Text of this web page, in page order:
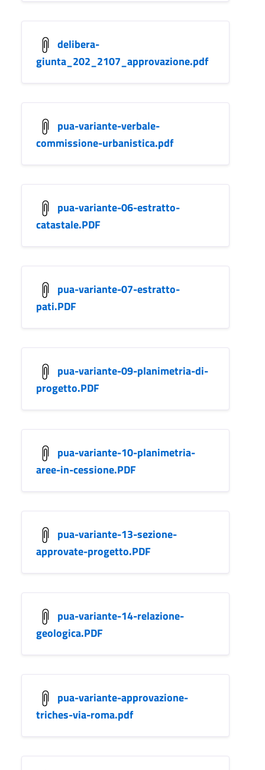
delibera-
giunta_202_2107_approvazione.pdf
pua-variante-verbale-
commissione-urbanistica.pdf
pua-variante-06-estratto-
catastale.PDF
pua-variante-07-estratto-
pati.PDF
pua-variante-09-planimetria-di-
progetto.PDF
pua-variante-10-planimetria-
aree-in-cessione.PDF
pua-variante-13-sezione-
approvate-progetto.PDF
pua-variante-14-relazione-
geologica.PDF
pua-variante-approvazione-
triches-via-roma.pdf